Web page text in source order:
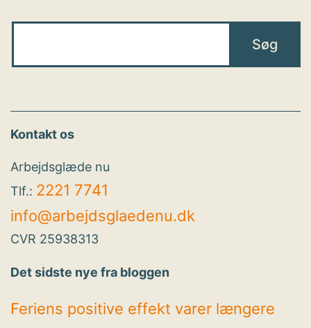
Kontakt os
Arbejdsglæde nu
Tlf.: 2221 7741
info@arbejdsglaedenu.dk
CVR 25938313
Det sidste nye fra bloggen
Feriens positive effekt varer længere